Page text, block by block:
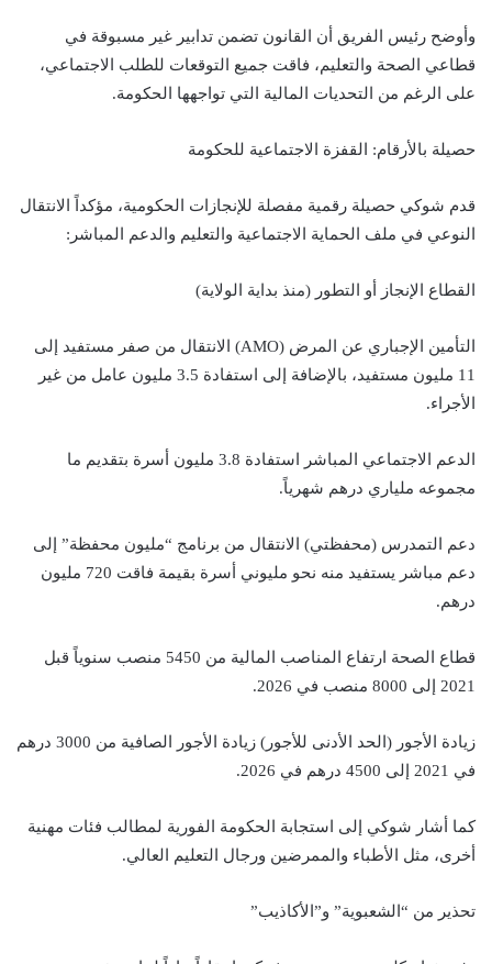
وأوضح رئيس الفريق أن القانون تضمن تدابير غير مسبوقة في
قطاعي الصحة والتعليم، فاقت جميع التوقعات للطلب الاجتماعي،
على الرغم من التحديات المالية التي تواجهها الحكومة.
حصيلة بالأرقام: القفزة الاجتماعية للحكومة
قدم شوكي حصيلة رقمية مفصلة للإنجازات الحكومية، مؤكداً الانتقال
النوعي في ملف الحماية الاجتماعية والتعليم والدعم المباشر:
القطاع الإنجاز أو التطور (منذ بداية الولاية)
التأمين الإجباري عن المرض (AMO) الانتقال من صفر مستفيد إلى
11 مليون مستفيد، بالإضافة إلى استفادة 3.5 مليون عامل من غير
الأجراء.
الدعم الاجتماعي المباشر استفادة 3.8 مليون أسرة بتقديم ما
مجموعه ملياري درهم شهرياً.
دعم التمدرس (محفظتي) الانتقال من برنامج “مليون محفظة” إلى
دعم مباشر يستفيد منه نحو مليوني أسرة بقيمة فاقت 720 مليون
درهم.
قطاع الصحة ارتفاع المناصب المالية من 5450 منصب سنوياً قبل
2021 إلى 8000 منصب في 2026.
زيادة الأجور (الحد الأدنى للأجور) زيادة الأجور الصافية من 3000 درهم
في 2021 إلى 4500 درهم في 2026.
كما أشار شوكي إلى استجابة الحكومة الفورية لمطالب فئات مهنية
أخرى، مثل الأطباء والممرضين ورجال التعليم العالي.
تحذير من “الشعبوية” و”الأكاذيب”